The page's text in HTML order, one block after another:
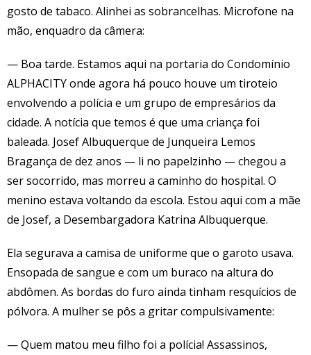
gosto de tabaco. Alinhei as sobrancelhas. Microfone na
mão, enquadro da câmera:
— Boa tarde. Estamos aqui na portaria do Condomínio
ALPHACITY onde agora há pouco houve um tiroteio
envolvendo a polícia e um grupo de empresários da
cidade. A notícia que temos é que uma criança foi
baleada. Josef Albuquerque de Junqueira Lemos
Bragança de dez anos — li no papelzinho — chegou a
ser socorrido, mas morreu a caminho do hospital. O
menino estava voltando da escola. Estou aqui com a mãe
de Josef, a Desembargadora Katrina Albuquerque.
Ela segurava a camisa de uniforme que o garoto usava.
Ensopada de sangue e com um buraco na altura do
abdômen. As bordas do furo ainda tinham resquícios de
pólvora. A mulher se pôs a gritar compulsivamente:
— Quem matou meu filho foi a polícia! Assassinos,